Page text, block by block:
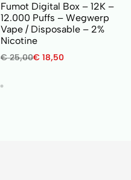
Fumot Digital Box – 12K –
12.000 Puffs – Wegwerp
Vape / Disposable – 2%
Nicotine
€25,00€ 18,50